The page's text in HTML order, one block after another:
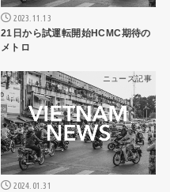
2023.11.13
21日から試運転開始HCMC期待の
メトロ
ニュース記事
2024.01.31